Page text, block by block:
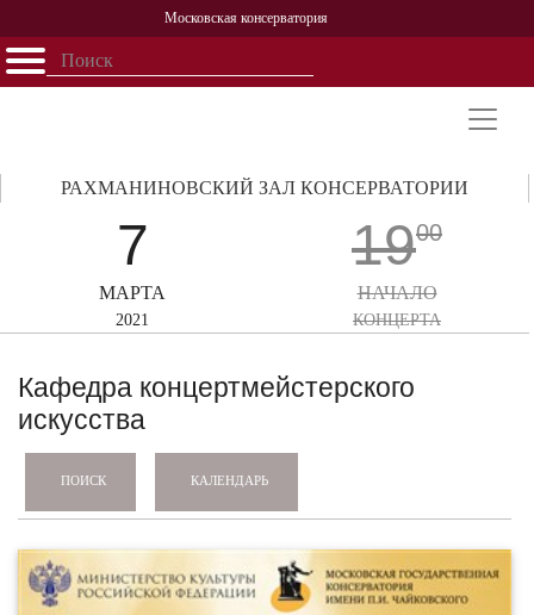
Московская консерватория
Открыть - закрыть
Персоналии
История
7
МАРТА
2021
РАХМАНИНОВСКИЙ ЗАЛ КОНСЕРВАТОРИИ
1900
НАЧАЛО
КОНЦЕРТА
Кафедра концертмейстерского
искусства
ПОИСК КАЛЕНДАРЬ